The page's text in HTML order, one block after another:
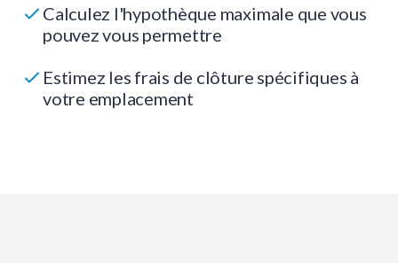
Calculez l'hypothèque maximale que vous
pouvez vous permettre
Estimez les frais de clôture spécifiques à
votre emplacement